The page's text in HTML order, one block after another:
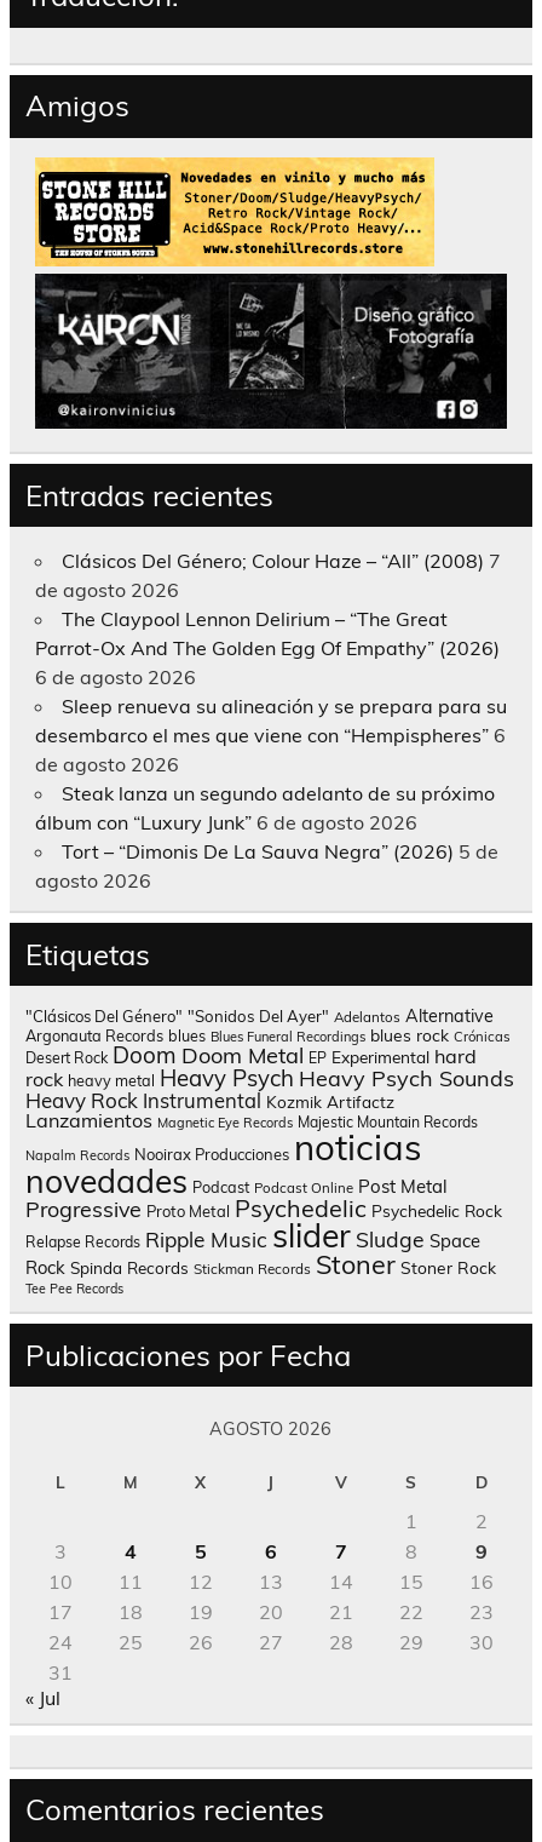
Amigos
Entradas recientes
Clásicos Del Género; Colour Haze – “All” (2008) 7
de agosto 2026
The Claypool Lennon Delirium – “The Great
Parrot-Ox And The Golden Egg Of Empathy” (2026)
6 de agosto 2026
Sleep renueva su alineación y se prepara para su
desembarco el mes que viene con “Hempispheres” 6
de agosto 2026
Steak lanza un segundo adelanto de su próximo
álbum con “Luxury Junk” 6 de agosto 2026
Tort – “Dimonis De La Sauva Negra” (2026) 5 de
agosto 2026
Etiquetas
"Clásicos Del Género" "Sonidos Del Ayer" Adelantos Alternative
Argonauta Records blues Blues Funeral Recordings blues rock Crónicas
Desert Rock Doom Doom Metal EP Experimental hard
rock heavy metal Heavy Psych Heavy Psych Sounds
Heavy Rock Instrumental Kozmik Artifactz
Lanzamientos Magnetic Eye Records Majestic Mountain Records
Napalm Records Nooirax Producciones noticias
novedades Podcast Podcast Online Post Metal
Progressive Proto Metal Psychedelic Psychedelic Rock
Relapse Records Ripple Music slider Sludge Space
Rock Spinda Records Stickman Records Stoner Stoner Rock
Tee Pee Records
Publicaciones por Fecha
AGOSTO 2026
L M X J V S D
1
2
3
4 5 6 7 8
9
10
11 12 13 14 15
16
17
18 19 20 21 22
23
24
25 26 27 28 29
30
31
« Jul
Comentarios recientes